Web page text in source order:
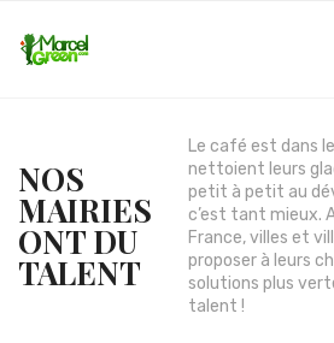
NOS
MAIRIES
ONT DU
TALENT
Le café est dans
nettoient leurs
petit à petit au
c’est tant mieux.
France, villes et
proposer à leurs
solutions plus
talent !